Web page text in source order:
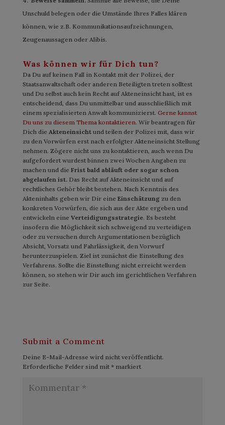
Unschuld belegen oder die Umstände Ihres Falles klären
können, wie z.B. Kommunikationsaufzeichnungen,
Zeugenaussagen oder Alibis.
Was können wir für Dich tun?
Da Du auf keinen Fall in Kontakt mit der Polizei, der
Staatsanwaltschaft oder anderen Beteiligten treten solltest
und Du selbst auch kein Recht auf Akteneinsicht hast, ist es
entscheidend, dass Du unmittelbar und ausschließlich mit
einem spezialisierten Anwalt kommunizierst. Gerne kannst
Du uns zu diesem Thema kontaktieren. Wir beantragen für
Dich die Akteneinsicht und teilen der Polizei mit, dass wir
zu den Vorwürfen erst nach erfolgter Akteneinsicht Stellung
nehmen. Zögere nicht uns zu kontaktieren, auch wenn Du
aufgefordert wurdest binnen zwei Wochen Angaben zu
machen und die Frist bald abläuft oder sogar schon
abgelaufen ist. Das Recht auf Akteneinsicht und auf
rechtliches Gehör bleibt bestehen. Nach Kenntnis des
Akteninhalts geben wir Dir eine Einschätzungzu den
konkreten Vorwürfen, die sich aus der Akte ergeben und
entwickeln eine Verteidigungsstrategie. Es besteht
insofern die Möglichkeit sich schweigend zu verteidigen
oder zu versuchen durch Argumentationen bezüglich
Absicht, Vorsatz und Fahrlässigkeit, den Vorwurf
herunterzuspielen. Ziel ist zunächst die Einstellung des
Verfahrens. Sollte die Einstellung nicht erreicht werden
können, so stehen wir Dir auch im gerichtlichen Verfahren
zur Seite.
Submit a Comment
Deine E-Mail-Adresse wird nicht veröffentlicht.
Erforderliche Felder sind mit *markiert